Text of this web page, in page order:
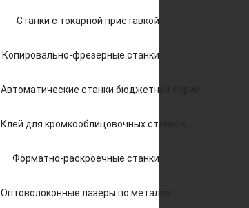
Станки с токарной приставкой
Копировально-фрезерные станки
Автоматические станки бюджетной серии
Клей для кромкооблицовочных станков
Форматно-раскроечные станки
Оптоволоконные лазеры по металлу